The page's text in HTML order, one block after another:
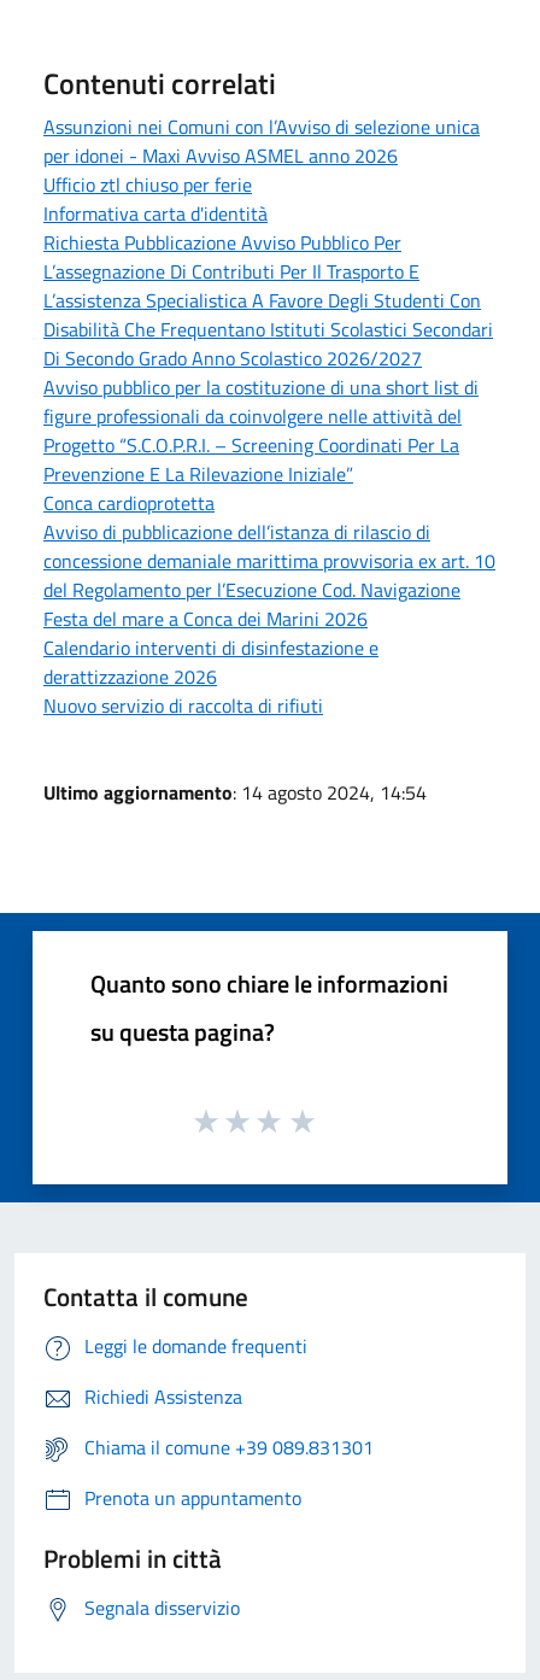
Contenuti correlati
Assunzioni nei Comuni con l’Avviso di selezione unica
per idonei - Maxi Avviso ASMEL anno 2026
Ufficio ztl chiuso per ferie
Informativa carta d'identità
Richiesta Pubblicazione Avviso Pubblico Per
L’assegnazione Di Contributi Per Il Trasporto E
L’assistenza Specialistica A Favore Degli Studenti Con
Disabilità Che Frequentano Istituti Scolastici Secondari
Di Secondo Grado Anno Scolastico 2026/2027
Avviso pubblico per la costituzione di una short list di
figure professionali da coinvolgere nelle attività del
Progetto “S.C.O.P.R.I. – Screening Coordinati Per La
Prevenzione E La Rilevazione Iniziale”
Conca cardioprotetta
Avviso di pubblicazione dell’istanza di rilascio di
concessione demaniale marittima provvisoria ex art. 10
del Regolamento per l’Esecuzione Cod. Navigazione
Festa del mare a Conca dei Marini 2026
Calendario interventi di disinfestazione e
derattizzazione 2026
Nuovo servizio di raccolta di rifiuti
Ultimo aggiornamento: 14 agosto 2024, 14:54
Quanto sono chiare le informazioni
su questa pagina?
Contatta il comune
Leggi le domande frequenti
Richiedi Assistenza
Chiama il comune +39 089.831301
Prenota un appuntamento
Problemi in città
Segnala disservizio